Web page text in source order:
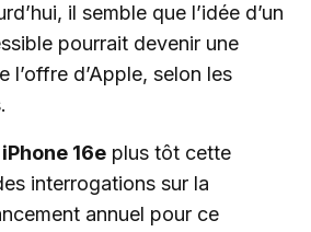
il semble que l’idée d’un
pourrait devenir une
l’offre d’Apple, selon les
iPhone 16e plus tôt cette
interrogations sur la
annuel pour ce